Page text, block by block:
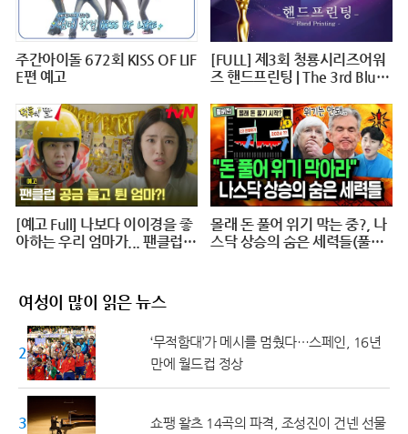
주간아이돌 672회 KISS OF LIF
E편 예고
[FULL] 제3회 청룡시리즈어워
즈 핸드프린팅 | The 3rd Blue
printing @ 20240625
[예고 Full] 나보다 이이경을 좋
아하는 우리 엄마가... 팬클럽
몰래 돈 풀어 위기 막는 중?, 나
스닥 상승의 숨은 세력들(풀버
여성이 많이 읽은 뉴스
20대 ↓
‘무적함대’가 메시를 멈췄다…스페인, 16년
만에 월드컵 정상
30대 쇼팽 왈츠 14곡의 파격, 조성진이 건넨 선물